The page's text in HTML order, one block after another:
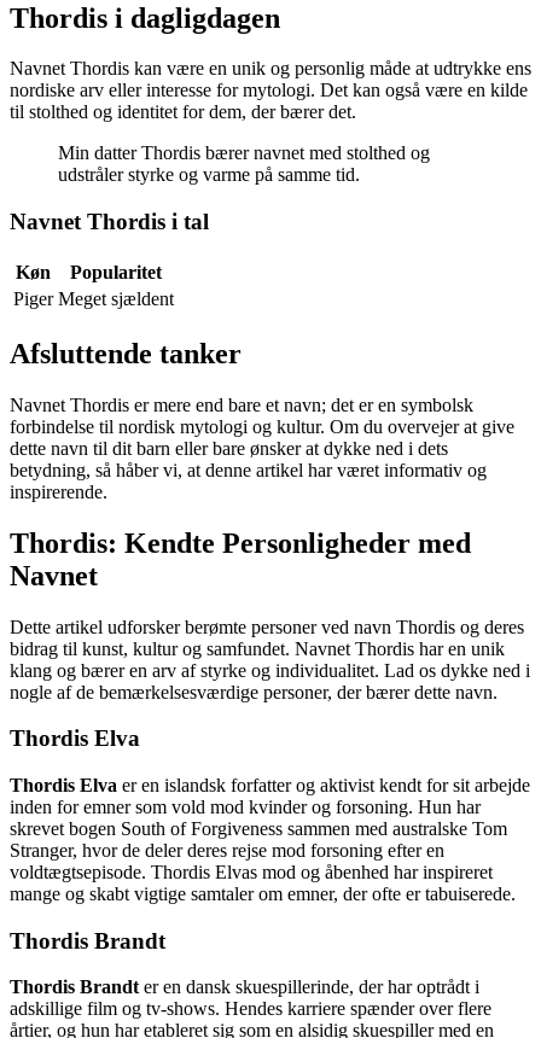
Thordis i dagligdagen
Navnet Thordis kan være en unik og personlig måde at udtrykke ens
nordiske arv eller interesse for mytologi. Det kan også være en kilde
til stolthed og identitet for dem, der bærer det.
Min datter Thordis bærer navnet med stolthed og
udstråler styrke og varme på samme tid.
Navnet Thordis i tal
Køn
Popularitet
Piger Meget sjældent
Afsluttende tanker
Navnet Thordis er mere end bare et navn; det er en symbolsk
forbindelse til nordisk mytologi og kultur. Om du overvejer at give
dette navn til dit barn eller bare ønsker at dykke ned i dets
betydning, så håber vi, at denne artikel har været informativ og
inspirerende.
Thordis: Kendte Personligheder med
Navnet
Dette artikel udforsker berømte personer ved navn Thordis og deres
bidrag til kunst, kultur og samfundet. Navnet Thordis har en unik
klang og bærer en arv af styrke og individualitet. Lad os dykke ned i
nogle af de bemærkelsesværdige personer, der bærer dette navn.
Thordis Elva
Thordis Elva er en islandsk forfatter og aktivist kendt for sit arbejde
inden for emner som vold mod kvinder og forsoning. Hun har
skrevet bogen South of Forgiveness sammen med australske Tom
Stranger, hvor de deler deres rejse mod forsoning efter en
voldtægtsepisode. Thordis Elvas mod og åbenhed har inspireret
mange og skabt vigtige samtaler om emner, der ofte er tabuiserede.
Thordis Brandt
Thordis Brandter en dansk skuespillerinde, der har optrådt i
adskillige film og tv-shows. Hendes karriere spænder over flere
årtier, og hun har etableret sig som en alsidig skuespiller med en